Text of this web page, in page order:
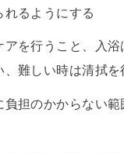
れるようにする
アを行うこと、入
、難しい時は清拭を
負担のかからない